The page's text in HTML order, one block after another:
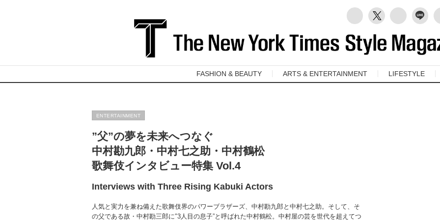
FASHION & BEAUTY ARTS & ENTERTAINMENT LIFESTYLE
ENTERTAINMENT
”父”の夢を未来へつなぐ
中村勘九郎・中村七之助・中村鶴松
歌舞伎インタビュー特集 Vol.4
Interviews with Three Rising Kabuki Actors
人気と実力を兼ね備えた歌舞伎界のパワーブラザーズ、中村勘九郎と中村七之助。そして、そ
の父である故・中村勘三郎に″3人目の息子”と呼ばれた中村鶴松。中村屋の芸を世代を超えてつ